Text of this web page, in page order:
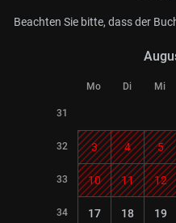
Beachten Sie bitte, dass der
Mo Di Mi
31
32 3 4 5
33 10 11 12
34 17 18 19